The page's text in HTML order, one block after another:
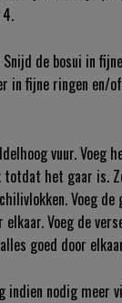
de bosui in
in fijne ringen en/
vuur. Voeg
totdat het gaar is.
Voeg
Voeg de
goed door
indien nodig meer